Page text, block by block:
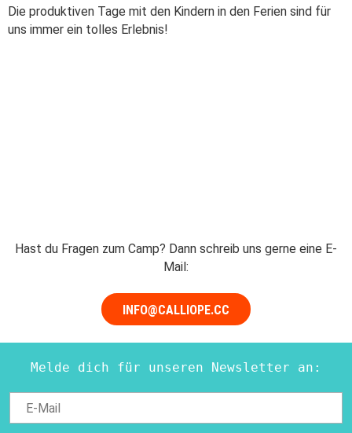
Die produktiven Tage mit den Kindern in den Ferien sind für
uns immer ein tolles Erlebnis!
Hast du Fragen zum Camp? Dann schreib uns gerne eine E-
Mail:
INFO@CALLIOPE.CC
Melde dich für unseren Newsletter an: